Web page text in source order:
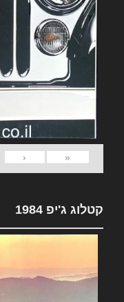
«
‹
קטלוג ג'יפ 1984